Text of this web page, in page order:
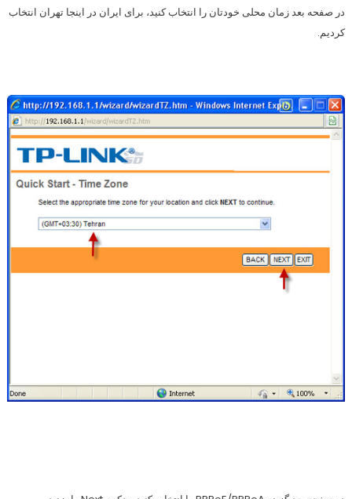
در صفحه بعد زمان محلی خودتان را انتخاب کنید، برای ایران در اینجا تهران انتخاب
کردیم.